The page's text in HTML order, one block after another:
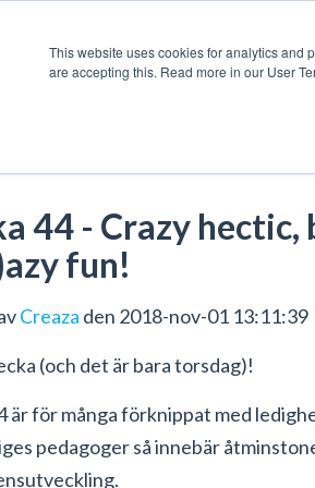
This website uses cookies for analytics and
are accepting this. Read more in our User
44 - Crazy hectic,
fun!
Creaza den 2018-nov-01 13:11:39
(och det är bara torsdag)!
är för många förknippat med
pedagoger så innebär